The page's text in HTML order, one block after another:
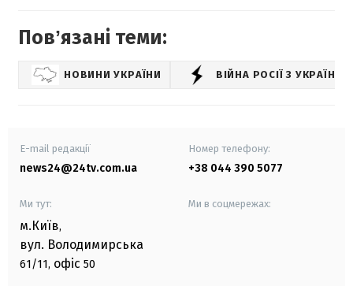
Повʼязані теми:
НОВИНИ УКРАЇНИ ВІЙНА РОСІЇ З
E-mail редакції
news24@24tv.com.ua
Номер телефону:
+38 044 390 5077
Ми тут:
м.Київ,
вул. Володимирська
61/11, офіс 50
Ми в соцмережах: